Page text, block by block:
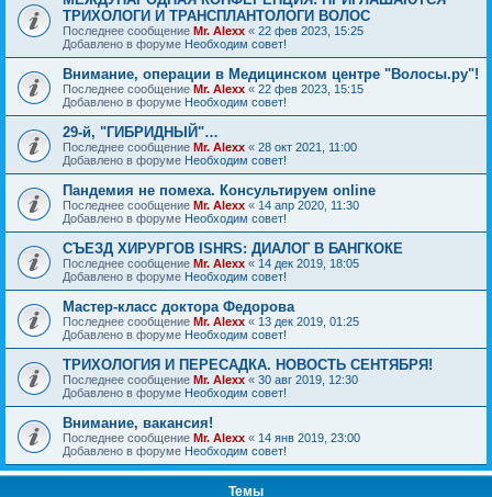
ТРИХОЛОГИ И ТРАНСПЛАНТОЛОГИ ВОЛОС
Последнее сообщение Mr. Alexx « 22 фев 2023, 15:25
Добавлено в форуме Необходим совет!
Внимание, операции в Медицинском центре "Волосы.ру"!
Последнее сообщение Mr. Alexx « 22 фев 2023, 15:15
Добавлено в форуме Необходим совет!
29-й, "ГИБРИДНЫЙ"…
Последнее сообщение Mr. Alexx « 28 окт 2021, 11:00
Добавлено в форуме Необходим совет!
Пандемия не помеха. Консультируем online
Последнее сообщение Mr. Alexx « 14 апр 2020, 11:30
Добавлено в форуме Необходим совет!
СЪЕЗД ХИРУРГОВ ISHRS: ДИАЛОГ В БАНГКОКЕ
Последнее сообщение Mr. Alexx « 14 дек 2019, 18:05
Добавлено в форуме Необходим совет!
Мастер-класс доктора Федорова
Последнее сообщение Mr. Alexx « 13 дек 2019, 01:25
Добавлено в форуме Необходим совет!
ТРИХОЛОГИЯ И ПЕРЕСАДКА. НОВОСТЬ СЕНТЯБРЯ!
Последнее сообщение Mr. Alexx « 30 авг 2019, 12:30
Добавлено в форуме Необходим совет!
Внимание, вакансия!
Последнее сообщение Mr. Alexx « 14 янв 2019, 23:00
Добавлено в форуме Необходим совет!
Темы